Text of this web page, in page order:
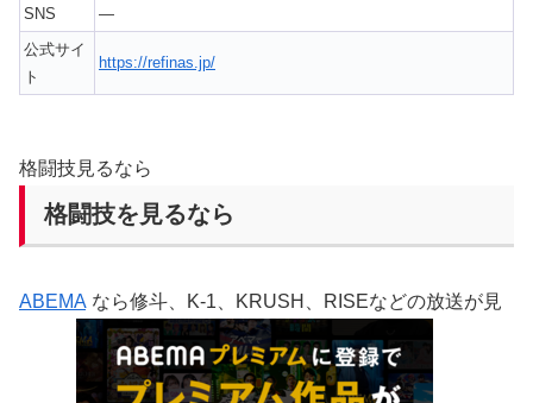
SNS
—
公式サイ
ト
https://refinas.jp/
格闘技見るなら
格闘技を見るなら
ABEMA なら修斗、K-1、KRUSH、RISEなどの放送が見